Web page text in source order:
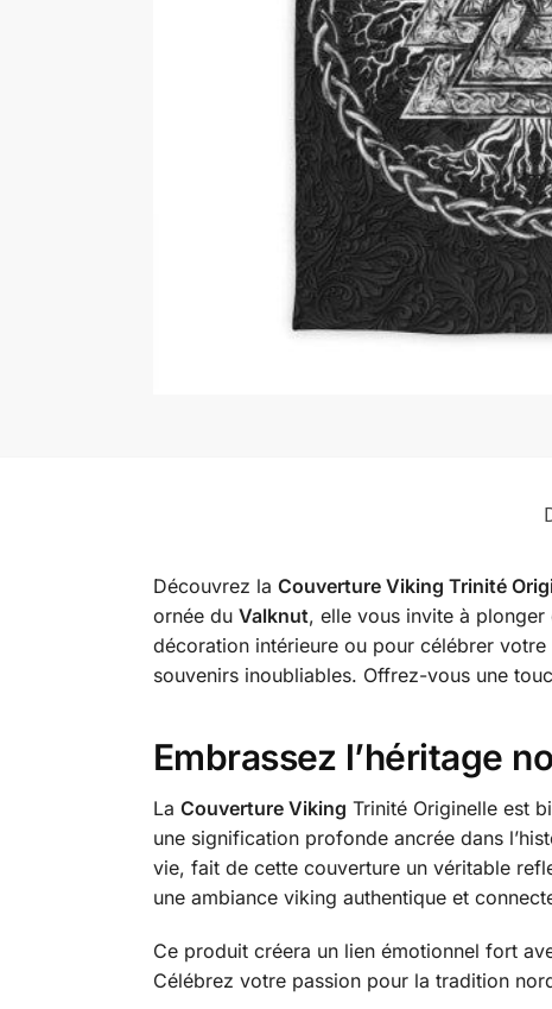
Découvrez la Couverture Viking Trinité
ornée du Valknut, elle vous invite à
décoration intérieure ou pour célébrer
souvenirs inoubliables. Offrez-vous une
Embrassez l’héritage
La Couverture Viking Trinité Originelle est
une signification profonde ancrée dans
vie, fait de cette couverture un véritable
une ambiance viking authentique et
Ce produit créera un lien émotionnel fort
Célébrez votre passion pour la tradition